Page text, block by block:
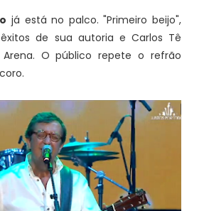
já está no palco. "Primeiro beijo",
de sua autoria e Carlos Tê
O público repete o refrão